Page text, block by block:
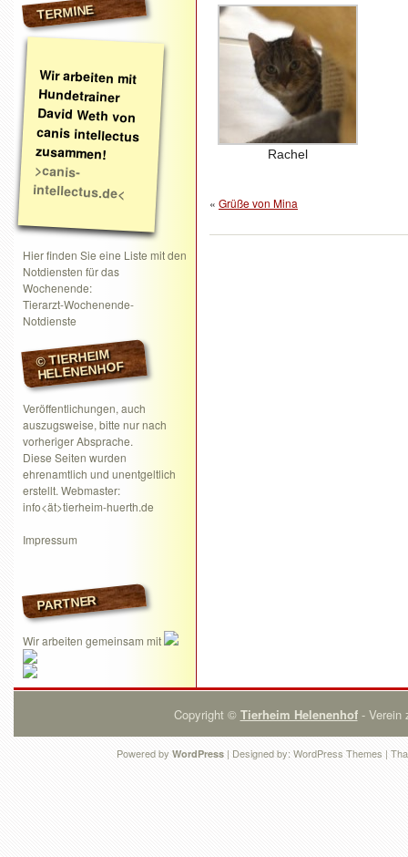
TERMINE
Wir arbeiten mit
Hundetrainer
David Weth von
canis intellectus
zusammen!
>canis-
intellectus.de<
Hier finden Sie eine Liste mit den
Notdiensten für das
Wochenende:
Tierarzt-Wochenende-
Notdienste
© TIERHEIM
HELENENHOF
Veröffentlichungen, auch
auszugsweise, bitte nur nach
vorheriger Absprache.
Diese Seiten wurden
ehrenamtlich und unentgeltlich
erstellt. Webmaster:
info<ät>tierheim-huerth.de
Impressum
PARTNER
Wir arbeiten gemeinsam mit
Rachel
« Grüße von Mina
Copyright © Tierheim Helenenhof- Verein
Powered by WordPress | Designed by: WordPress Themes |